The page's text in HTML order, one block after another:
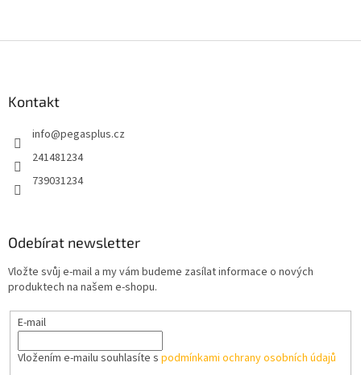
Kontakt
info@pegasplus.cz
241481234
739031234
Odebírat newsletter
Vložte svůj e-mail a my vám budeme zasílat informace o nových
produktech na našem e-shopu.
E-mail
Vložením e-mailu souhlasíte s podmínkami ochrany osobních údajů